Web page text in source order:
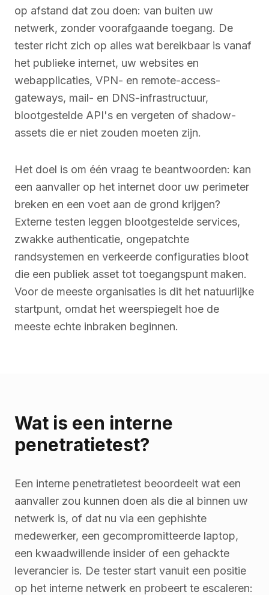
op afstand dat zou doen: van buiten uw
netwerk, zonder voorafgaande toegang. De
tester richt zich op alles wat bereikbaar is vanaf
het publieke internet, uw websites en
webapplicaties, VPN- en remote-access-
gateways, mail- en DNS-infrastructuur,
blootgestelde API's en vergeten of shadow-
assets die er niet zouden moeten zijn.
Het doel is om één vraag te beantwoorden: kan
een aanvaller op het internet door uw perimeter
breken en een voet aan de grond krijgen?
Externe testen leggen blootgestelde services,
zwakke authenticatie, ongepatchte
randsystemen en verkeerde configuraties bloot
die een publiek asset tot toegangspunt maken.
Voor de meeste organisaties is dit het natuurlijke
startpunt, omdat het weerspiegelt hoe de
meeste echte inbraken beginnen.
Wat is een interne
penetratietest?
Een interne penetratietest beoordeelt wat een
aanvaller zou kunnen doen als die al binnen uw
netwerk is, of dat nu via een gephishte
medewerker, een gecompromitteerde laptop,
een kwaadwillende insider of een gehackte
leverancier is. De tester start vanuit een positie
op het interne netwerk en probeert te escaleren: